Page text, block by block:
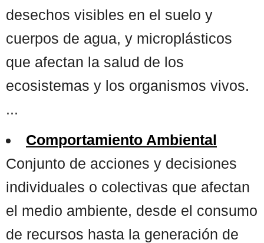
desechos visibles en el suelo y
cuerpos de agua, y microplásticos
que afectan la salud de los
ecosistemas y los organismos vivos.
...
Comportamiento Ambiental
Conjunto de acciones y decisiones
individuales o colectivas que afectan
el medio ambiente, desde el consumo
de recursos hasta la generación de